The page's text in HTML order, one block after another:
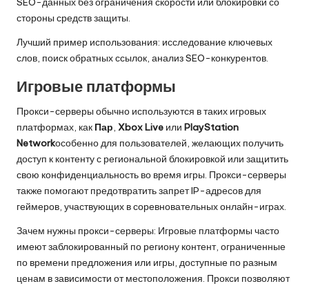
стороны средств защиты.
Лучший пример использования: исследование ключевых
слов, поиск обратных ссылок, анализ SEO-конкурентов.
Игровые платформы
Прокси-серверы обычно используются в таких игровых
платформах, как Пар, Xbox Live или PlayStation
Networkособенно для пользователей, желающих получить
доступ к контенту с региональной блокировкой или защитить
свою конфиденциальность во время игры. Прокси-серверы
также помогают предотвратить запрет IP-адресов для
геймеров, участвующих в соревновательных онлайн-играх.
Зачем нужны прокси-серверы: Игровые платформы часто
имеют заблокированный по региону контент, ограниченные
по времени предложения или игры, доступные по разным
ценам в зависимости от местоположения. Прокси позволяют